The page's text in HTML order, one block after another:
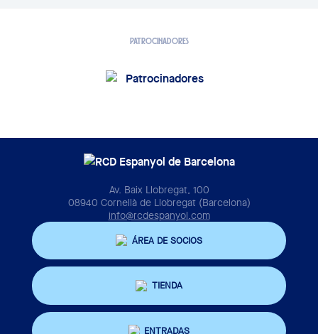
PATROCINADORES
Av. Baix Llobregat, 100
08940 Cornellà de Llobregat (Barcelona)
info@rcdespanyol.com
ÁREA DE SOCIOS
TIENDA
ENTRADAS